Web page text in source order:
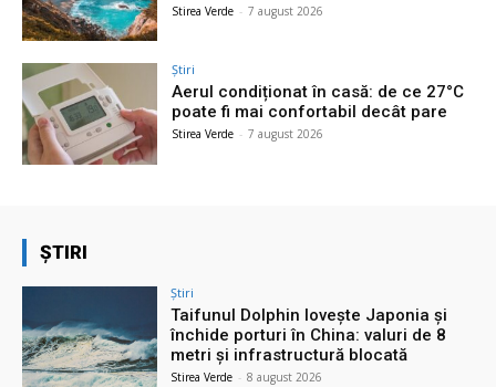
Stirea Verde - 7 august 2026
Știri
Aerul condiționat în casă: de ce 27°C
poate fi mai confortabil decât pare
Stirea Verde - 7 august 2026
ȘTIRI
Știri
Taifunul Dolphin lovește Japonia și
închide porturi în China: valuri de 8
metri și infrastructură blocată
Stirea Verde - 8 august 2026